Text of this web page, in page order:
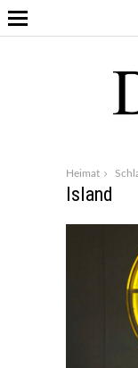
Heimat
Island